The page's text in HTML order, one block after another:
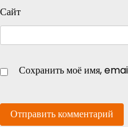
Сайт
Сохранить моё имя,